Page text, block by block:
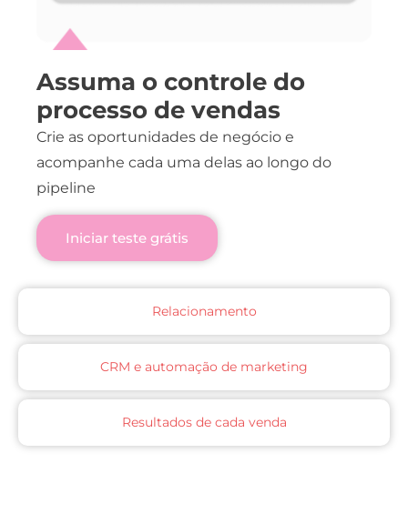
Relacionamento
CRM e automação de marketing
Resultados de cada venda
Assuma o controle do
processo de vendas
Crie as oportunidades de negócio e
acompanhe cada uma delas ao longo do
pipeline
Iniciar teste grátis